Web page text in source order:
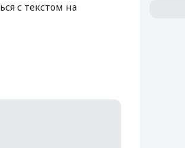
с текстом на